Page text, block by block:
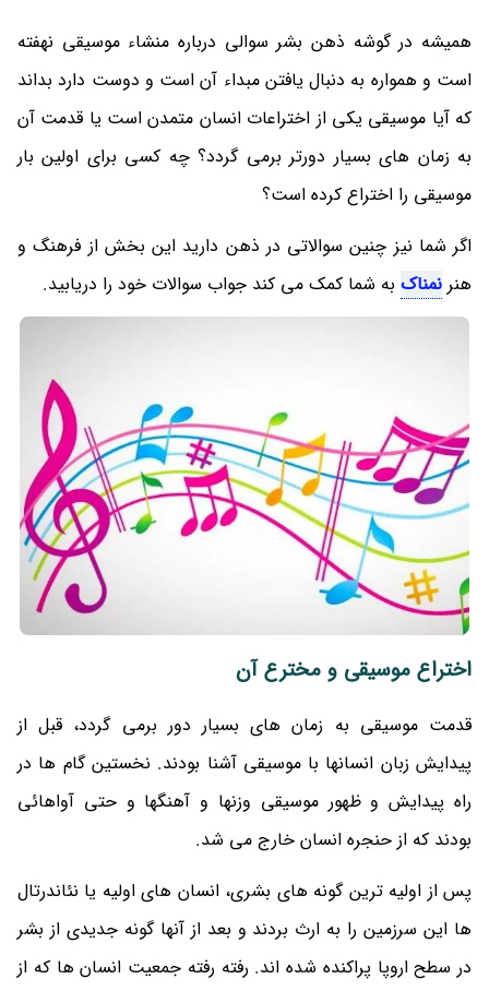
همیشه در گوشه ذهن بشر سوالی درباره منشاء موسیقی نهفته
است و همواره به دنبال یافتن مبداء آن است و دوست دارد بداند
که آیا موسیقی یکی از اختراعات انسان متمدن است یا قدمت آن
به زمان های بسیار دورتر برمی گردد؟ چه کسی برای اولین بار
موسیقی را اختراع کرده است؟
اگر شما نیز چنین سوالاتی در ذهن دارید این بخش از فرهنگ و
هنر نمناک به شما کمک می کند جواب سوالات خود را دریابید.
اختراع موسیقی و مخترع آن
قدمت موسیقی به زمان های بسیار دور برمی گردد، قبل از
پیدایش زبان انسانها با موسیقی آشنا بودند. نخستین گام ها در
راه پیدایش و ظهور موسیقی وزنها و آهنگها و حتی آواهائی
بودند که از حنجره انسان خارج می شد.
پس از اولیه ترین گونه های بشری، انسان های اولیه یا نئاندرتال
ها این سرزمین را به ارث بردند و بعد از آنها گونه جدیدی از بشر
در سطح اروپا پراکنده شده اند. رفته رفته جمعیت انسان ها که از